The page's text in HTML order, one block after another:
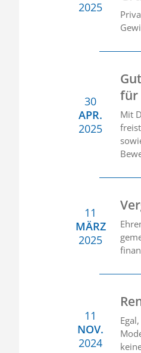
2025
30
APR.
2025
für
Mit
11
MÄRZ
2025
11
NOV.
2024